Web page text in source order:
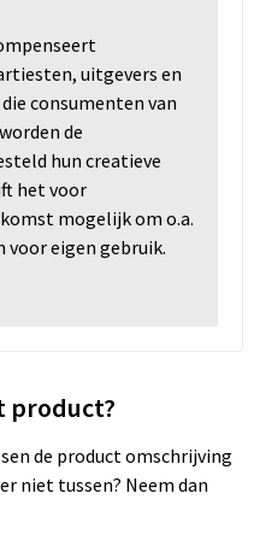
uitgevers en
consumenten van
de
hun creatieve
het voor
mogelijk om o.a.
eigen gebruik.
product?
de product omschrijving
niet tussen? Neem dan